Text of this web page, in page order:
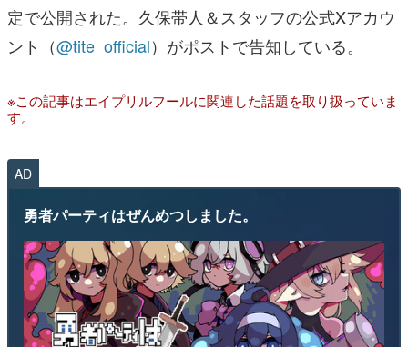
運営：株式会社マレ
定で公開された。久保帯人＆スタッフの公式Xアカウ
ント（@tite_official）がポストで告知している。
※この記事はエイプリルフールに関連した話題を取り扱っていま
す。
AD
勇者パーティはぜんめつしました。